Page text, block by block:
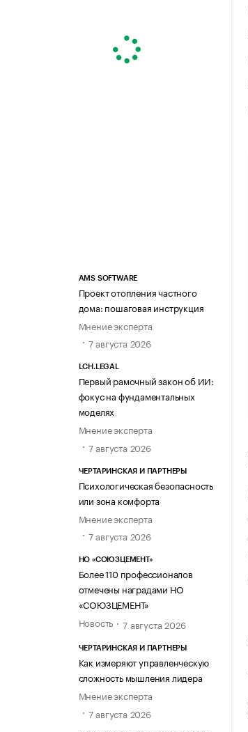
AMS SOFTWARE
Проект отопления частного
дома: пошаговая инструкция
Мнение эксперта
7 августа 2026
LCH.LEGAL
Первый рамочный закон об ИИ:
фокус на фундаментальных
моделях
Мнение эксперта
7 августа 2026
ЧЕРТАРИНСКАЯ И ПАРТНЕРЫ
Психологическая безопасность
или зона комфорта
Мнение эксперта
7 августа 2026
НО «СОЮЗЦЕМЕНТ»
Более 110 профессионалов
отмечены наградами НО
«СОЮЗЦЕМЕНТ»
Новость
7 августа 2026
ЧЕРТАРИНСКАЯ И ПАРТНЕРЫ
Как измеряют управленческую
сложность мышления лидера
Мнение эксперта
7 августа 2026